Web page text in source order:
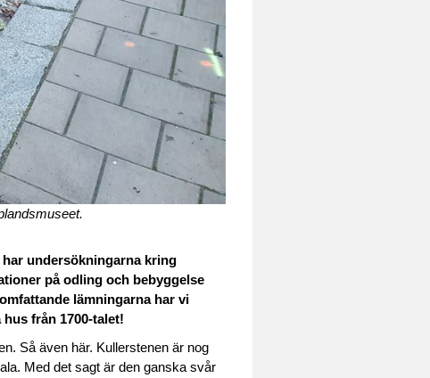
undersökningarna kring
på odling och bebyggelse
lämningarna har vi
från 1700-talet!
Så även här. Kullerstenen är nog
Med det sagt är den ganska svår